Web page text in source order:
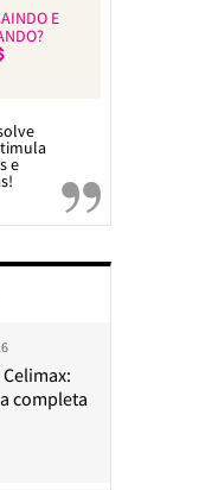
E
e
completa